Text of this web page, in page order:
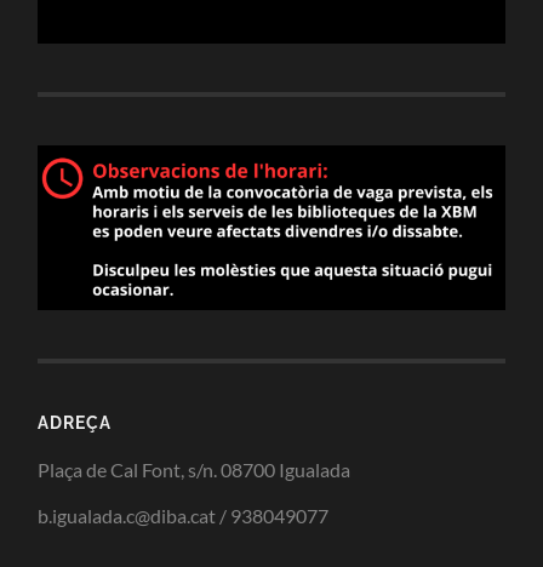
ADREÇA
Plaça de Cal Font, s/n. 08700 Igualada
b.igualada.c@diba.cat / 938049077